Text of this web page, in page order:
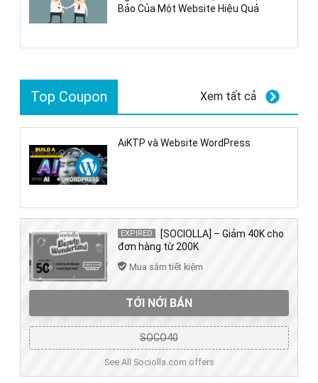
Bảo Của Một Website Hiệu Quả
Top Coupon Xem tất cả
AiKTP và Website WordPress
EXPIRED
[SOCIOLLA] – Giảm 40K cho
đơn hàng từ 200K
Mua sắm tiết kiệm
TỚI NỚI BÁN
SOCO40
See All Sociolla.com offers